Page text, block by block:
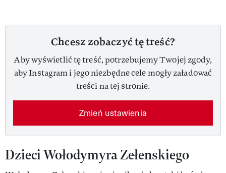
Chcesz zobaczyć tę treść?
Aby wyświetlić tę treść, potrzebujemy Twojej zgody,
aby Instagram i jego niezbędne cele mogły załadować
treści na tej stronie.
Zmień ustawienia
Dzieci Wołodymyra Zełenskiego